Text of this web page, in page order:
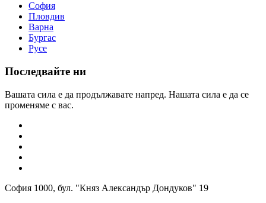
София
Пловдив
Варна
Бургас
Русе
Последвайте ни
Вашата сила е да продължавате напред. Нашата сила е да се
променяме с вас.
София 1000, бул. "Княз Александър Дондуков" 19